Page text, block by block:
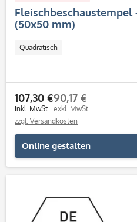
(50x50 mm)
Quadratisch
107,30 €
inkl. MwSt.
90,17 €
exkl. MwSt.
zzgl. Versandkosten
Online gestalten